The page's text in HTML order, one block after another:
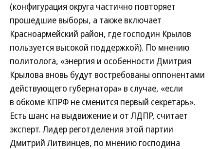
(конфигурация округа частично повторяет
прошедшие выборы, а также включает
Красноармейский район, где господин Крылов
пользуется высокой поддержкой). По мнению
политолога, «энергия и особенности Дмитрия
Крылова вновь будут востребованы оппонентами
действующего губернатора» в случае, «если
в обкоме КПРФ не сменится первый секретарь».
Есть шанс на выдвижение и от ЛДПР, считает
эксперт. Лидер реготделения этой партии
Дмитрий Литвинцев, по мнению господина